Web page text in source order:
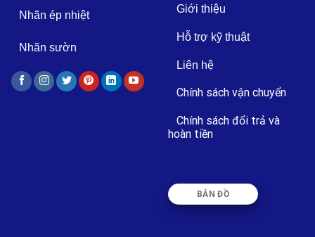
Nhãn ép nhiệt
Nhãn sườn
Giới thiệu
Hỗ trợ kỹ thuật
Liên hệ
Chính sách vận chuyển
Chính sách đổi trả và
hoàn tiền
BẢN ĐỒ